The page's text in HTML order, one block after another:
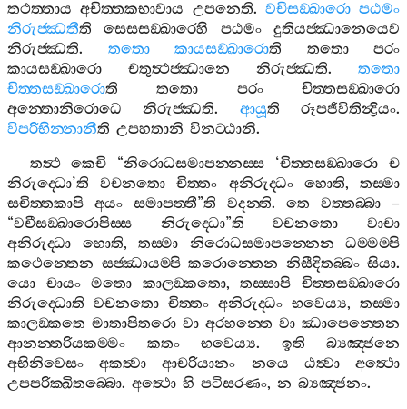
තථත‍්තාය අචිත‍්තකභාවාය උපනෙති. වචීසඞ‍්ඛාරො පඨමං
නිරුජ‍්ඣතීති සෙසසඞ‍්ඛාරෙහි පඨමං
දුතියජ‍්ඣානෙයෙව
නිරුජ‍්ඣති. තතො කායසඞ‍්ඛාරොති තතො
පරං
කායසඞ‍්ඛාරො
චතුත්‍ථජ‍්ඣානෙ නිරුජ‍්ඣති. තතො
චිත‍්තසඞ‍්ඛාරොති තතො පරං
චිත‍්තසඞ‍්ඛාරො
අන‍්තොනිරොධෙ
නිරුජ‍්ඣති. ආයූති රූපජීවිතින්‍ද්‍රියං.
විපරිභින‍්නානීති උපහතානි විනට‍්ඨානි.
තත්‍ථ
කෙචි “නිරොධසමාපන‍්නස‍්ස ‘චිත‍්තසඞ‍්ඛාරො
ච
නිරුද‍්ධො’ති වචනතො චිත‍්තං අනිරුද‍්ධං හොති,තස‍්මා
සචිත‍්තකාපි
අයං සමාපත‍්තී”ති වදන‍්ති. තෙ වත‍්තබ‍්බා –
“වචීසඞ‍්ඛාරොපිස‍්ස නිරුද‍්ධො”ති වචනතො
වාචා
අනිරුද‍්ධා
හොති, තස‍්මා නිරොධසමාපන‍්නෙන
ධම‍්මම‍්පි
කථෙන‍්තෙන සජ‍්ඣායම‍්පි කරොන‍්තෙන නිසීදිතබ‍්බං සියා.
යො
චායං මතො කාලඞ‍්කතො,තස‍්සාපි
චිත‍්තසඞ‍්ඛාරො
නිරුද‍්ධොති වචනතො චිත‍්තං අනිරුද‍්ධං භවෙය්‍ය, තස‍්මා
කාලඞ‍්කතෙ මාතාපිතරො වා අරහන‍්තෙ වා ඣාපෙන‍්තෙන
ආනන‍්තරියකම‍්මං
කතං භවෙය්‍ය. ඉති
බ්‍යඤ‍්ජනෙ
අභිනිවෙසං
අකත්‍වා ආචරියානං නයෙ ඨත්‍වා
අත්‍ථො
උපපරික‍්ඛිතබ‍්බො. අත්‍ථො හි පටිසරණං, න බ්‍යඤ‍්ජනං.